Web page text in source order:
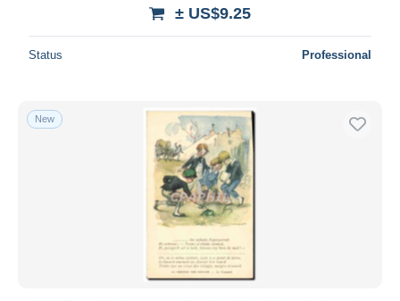
± US$9.25
Status Professional
New